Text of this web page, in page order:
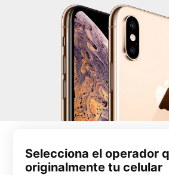
Selecciona el operador
originalmente tu celular